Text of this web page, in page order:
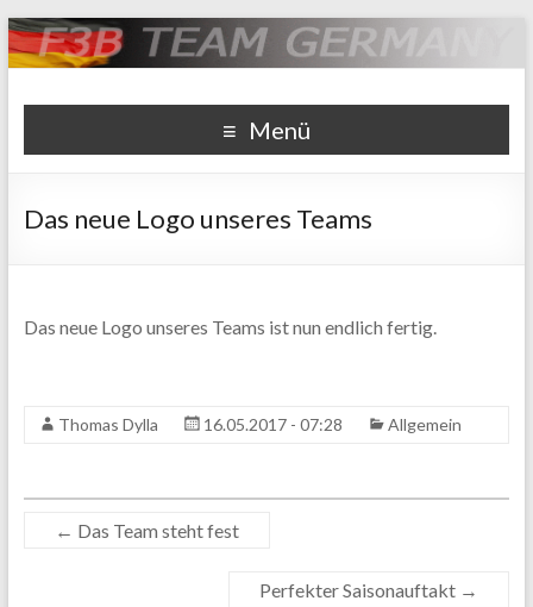
F3B Team Germany
Menü
Das neue Logo unseres Teams
Das neue Logo unseres Teams ist nun endlich fertig.
Thomas Dylla 16.05.2017 - 07:28 Allgemein
← Das Team steht fest
Perfekter Saisonauftakt →